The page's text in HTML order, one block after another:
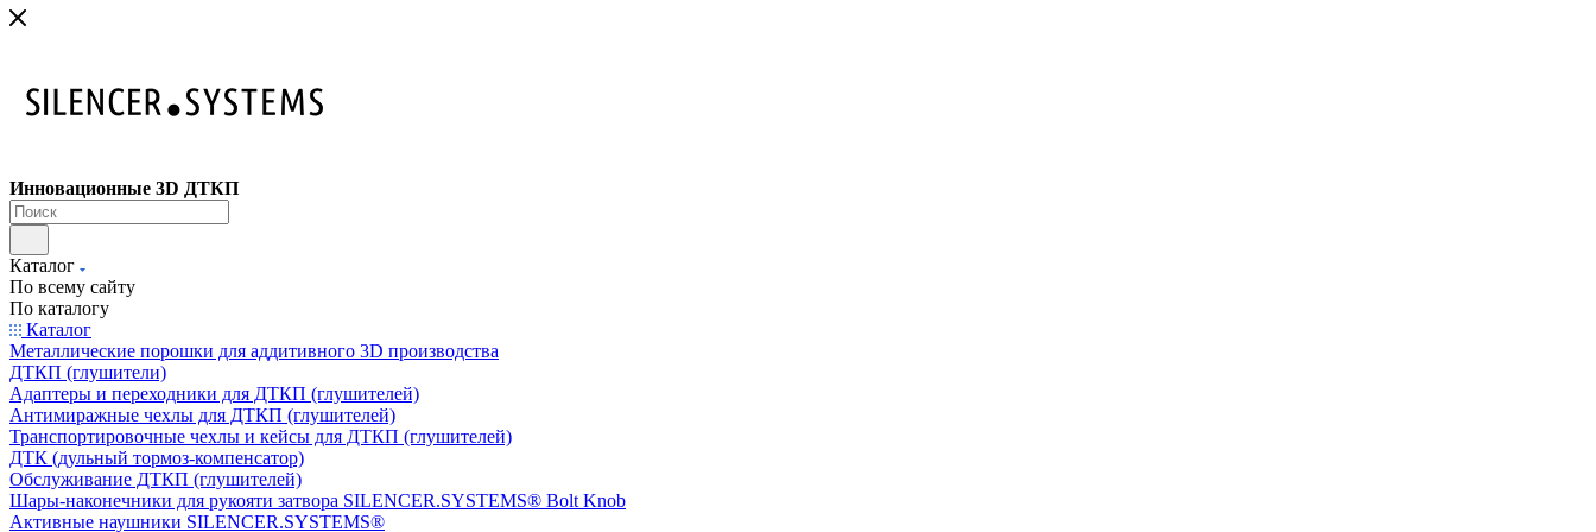
Инновационные 3D ДТКП
Каталог
По всему сайту
По каталогу
Каталог
Металлические порошки для аддитивного 3D производства
ДТКП (глушители)
Адаптеры и переходники для ДТКП (глушителей)
Антимиражные чехлы для ДТКП (глушителей)
Транспортировочные чехлы и кейсы для ДТКП (глушителей)
ДТК (дульный тормоз-компенсатор)
Обслуживание ДТКП (глушителей)
Шары-наконечники для рукояти затвора SILENCER.SYSTEMS® Bolt Knob
Активные наушники SILENCER.SYSTEMS®